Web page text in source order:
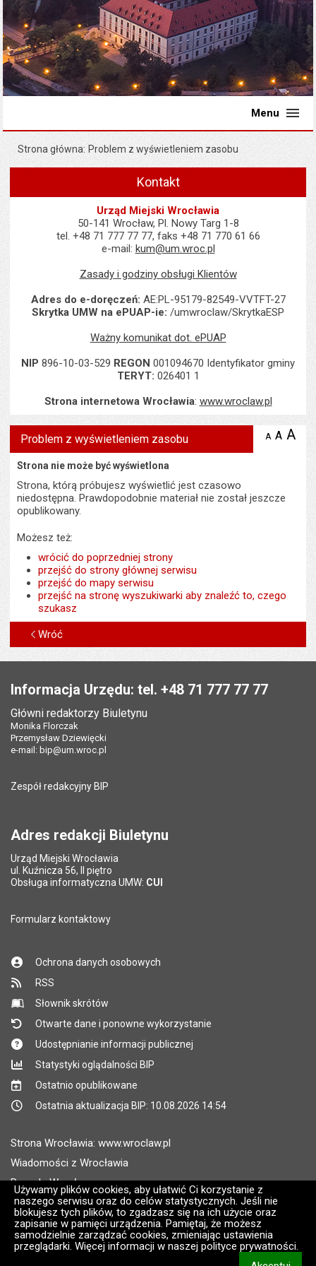
Używamy plików cookies, aby ułatwić Ci korzystanie z
naszego serwisu oraz do celów statystycznych. Jeśli nie
blokujesz tych plików, to zgadzasz się na ich użycie oraz
zapisanie w pamięci urządzenia. Pamiętaj, że możesz
samodzielnie zarządzać cookies, zmieniając ustawienia
przeglądarki. Więcej informacji w naszej polityce prywatności.
Menu
Strona główna Problem z wyświetleniem zasobu
Kontakt
Urząd Miejski Wrocławia
50-141 Wrocław, Pl. Nowy Targ 1-8
tel. +48 71 777 77 77, faks +48 71 770 61 66
e-mail: kum@um.wroc.pl
Zasady i godziny obsługi Klientów
Adres do e-doręczeń: AE:PL-95179-82549-VVTFT-27
Skrytka UMW na ePUAP-ie: /umwroclaw/SkrytkaESP
Ważny komunikat dot. ePUAP
NIP 896-10-03-529 REGON 001094670 Identyfikator gminy
TERYT: 026401 1
Strona internetowa Wrocławia: www.wroclaw.pl
Problem z wyświetleniem zasobu A zmniejsz
A A
Strona nie może być wyświetlona
Strona, którą próbujesz wyświetlić jest czasowo
niedostępna. Prawdopodobnie materiał nie został jeszcze
opublikowany.
Możesz też:
wrócić do poprzedniej strony
przejść do strony głównej serwisu
przejść do mapy serwisu
przejść na stronę wyszukiwarki aby znaleźć to, czego
szukasz
Wróć
Informacja Urzędu: tel. +48 71 777 77 77
Główni redaktorzy Biuletynu
Monika Florczak
Przemysław Dziewięcki
e-mail: bip@um.wroc.pl
Zespół redakcyjny BIP
Adres redakcji Biuletynu
Urząd Miejski Wrocławia
ul. Kuźnicza 56, II piętro
Obsługa informatyczna UMW: CUI
Formularz kontaktowy
Ochrona danych osobowych
RSS
Słownik skrótów
Otwarte dane i ponowne wykorzystanie
Udostępnianie informacji publicznej
Statystyki oglądalności BIP
Ostatnio opublikowane
Ostatnia aktualizacja BIP: 10.08.2026 14:54
Strona Wrocławia: www.wroclaw.pl
Wiadomości z Wrocławia
Pogoda Wrocław
Rozkłady jazdy MPK Wrocław
Administratorem wroclaw.pl jest: ARAW
Wersja systemu: 2.8.30.09